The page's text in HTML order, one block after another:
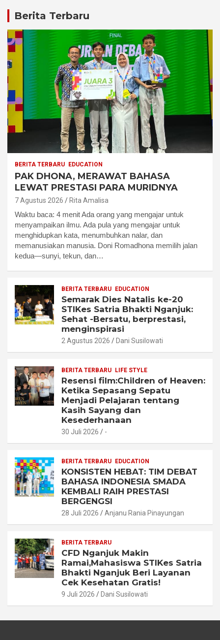
Berita Terbaru
BERITA TERBARU EDUCATION
PAK DHONA, MERAWAT BAHASA
LEWAT PRESTASI PARA MURIDNYA
7 Agustus 2026 Rita Amalisa
Waktu baca: 4 menit Ada orang yang mengajar untuk
menyampaikan ilmu. Ada pula yang mengajar untuk
menghidupkan kata, menumbuhkan nalar, dan
memanusiakan manusia. Doni Romadhona memilih jalan
kedua—sunyi, tekun, dan…
BERITA TERBARU EDUCATION
Semarak Dies Natalis ke-20
STIKes Satria Bhakti Nganjuk:
Sehat -Bersatu, berprestasi,
menginspirasi
2 Agustus 2026 Dani Susilowati
BERITA TERBARU LIFE STYLE
Resensi film:Children of Heaven:
Ketika Sepasang Sepatu
Menjadi Pelajaran tentang
Kasih Sayang dan
Kesederhanaan
30 Juli 2026 -
BERITA TERBARU EDUCATION
KONSISTEN HEBAT: TIM DEBAT
BAHASA INDONESIA SMADA
KEMBALI RAIH PRESTASI
BERGENGSI
28 Juli 2026 Anjanu Rania Pinayungan
BERITA TERBARU
CFD Nganjuk Makin
Ramai,Mahasiswa STIKes Satria
Bhakti Nganjuk Beri Layanan
Cek Kesehatan Gratis!
9 Juli 2026 Dani Susilowati